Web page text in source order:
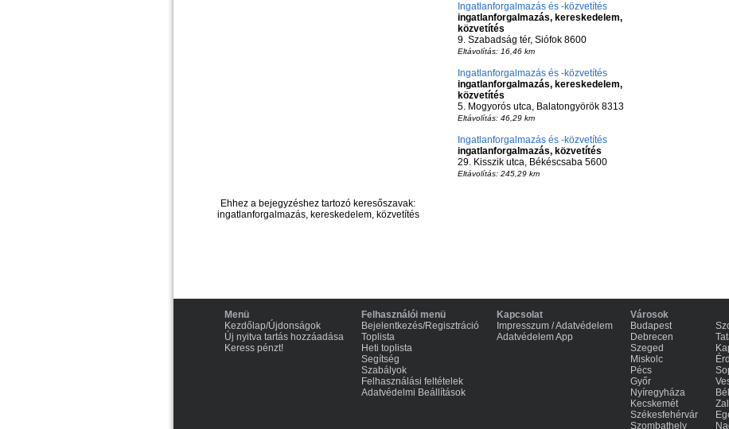
Ingatlanforgalmazás és -közvetítés
ingatlanforgalmazás, kereskedelem,
közvetítés
9. Szabadság tér, Siófok 8600
Eltávolítás: 16,46 km
Ingatlanforgalmazás és -közvetítés
ingatlanforgalmazás, kereskedelem,
közvetítés
5. Mogyorós utca, Balatongyörök 8313
Eltávolítás: 46,29 km
Ingatlanforgalmazás és -közvetítés
ingatlanforgalmazás, közvetítés
29. Kisszik utca, Békéscsaba 5600
Eltávolítás: 245,29 km
Ehhez a bejegyzéshez tartozó keresőszavak:
ingatlanforgalmazás, kereskedelem, közvetítés
Menü
Kezdőlap/Újdonságok
Új nyitva tartás hozzáadása
Keress pénzt!
Felhasználói menü
Bejelentkezés/Regisztráció
Toplista
Heti toplista
Segítség
Szabályok
Felhasználási feltételek
Adatvédelmi Beállítások
Kapcsolat
Impresszum / Adatvédelem
Adatvédelem App
Városok
Budapest
Debrecen
Szeged
Miskolc
Pécs
Győr
Nyíregyháza
Kecskemét
Székesfehérvár
Szombathely
Érd